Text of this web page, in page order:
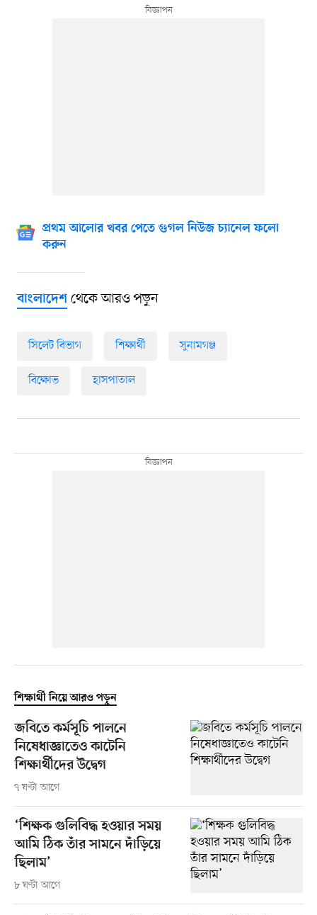
প্রথম আলোর খবর পেতে গুগল নিউজ চ্যানেল ফলো
করুন
বাংলাদেশথেকে আরও পড়ুন
সিলেট বিভাগ শিক্ষার্থী সুনামগঞ্জ
বিক্ষোভ হাসপাতাল
শিক্ষার্থী নিয়ে আরও পড়ুন
জবিতে কর্মসূচি পালনে
নিষেধাজ্ঞাতেও কাটেনি
শিক্ষার্থীদের উদ্বেগ
৭ ঘণ্টা আগে
‘শিক্ষক গুলিবিদ্ধ হওয়ার সময়
আমি ঠিক তাঁর সামনে দাঁড়িয়ে
ছিলাম’
৮ ঘণ্টা আগে